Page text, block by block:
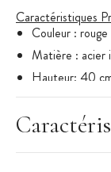
Caractéristiques
Couleur : rouge
Matière : acier
Hauteur: 40
Poids net : 3.2
Comprend :
Entonnoir